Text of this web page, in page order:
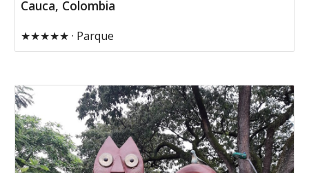
Cauca, Colombia
★★★★★ · Parque